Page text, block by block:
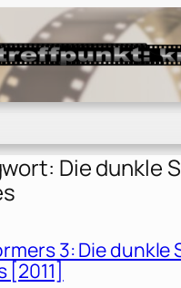
Die dunkle
3: Die dunkle
[2011]